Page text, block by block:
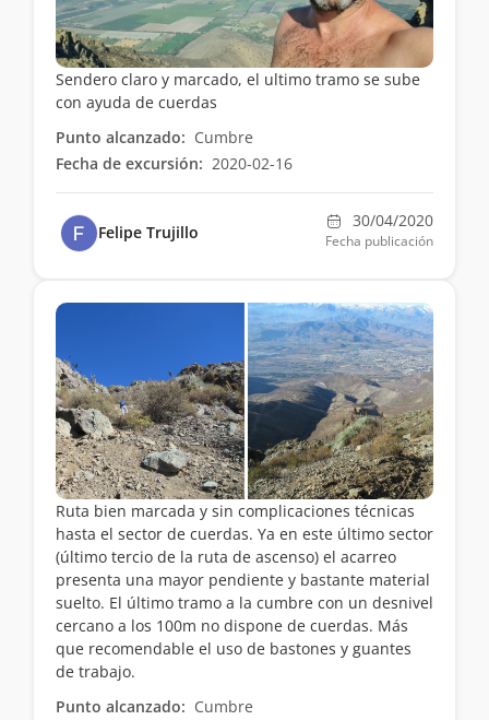
Sendero claro y marcado, el ultimo tramo se sube
con ayuda de cuerdas
Punto alcanzado: Cumbre
Fecha de excursión: 2020-02-16
Felipe Trujillo
30/04/2020
Fecha publicación
Ruta bien marcada y sin complicaciones técnicas
hasta el sector de cuerdas. Ya en este último sector
(último tercio de la ruta de ascenso) el acarreo
presenta una mayor pendiente y bastante material
suelto. El último tramo a la cumbre con un desnivel
cercano a los 100m no dispone de cuerdas. Más
que recomendable el uso de bastones y guantes
de trabajo.
Punto alcanzado: Cumbre